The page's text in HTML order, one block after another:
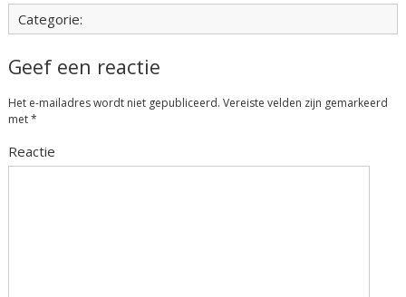
Categorie:
Geef een reactie
Het e-mailadres wordt niet gepubliceerd. Vereiste velden zijn gemarkeerd
met*
Reactie